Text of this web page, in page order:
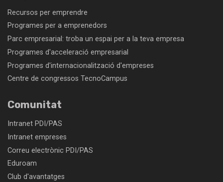
Recursos per emprendre
Programes per a emprenedors
Parc empresarial: troba un espai per a la teva empresa
Programes d'acceleració empresarial
Programes d'internacionalització d'empreses
Centre de congressos TecnoCampus
Comunitat
Intranet PDI/PAS
Intranet empreses
Correu electrònic PDI/PAS
Eduroam
Club d'avantatges